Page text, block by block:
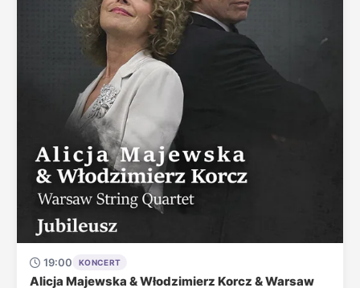
19:00 KONCERT
Alicja Majewska & Włodzimierz Korcz & Warsaw